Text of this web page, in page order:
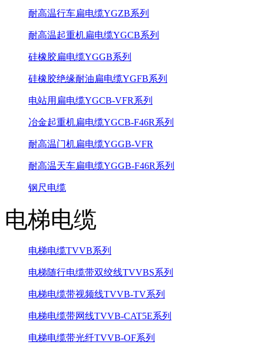
耐高温行车扁电缆YGZB系列
耐高温起重机扁电缆YGCB系列
硅橡胶扁电缆YGGB系列
硅橡胶绝缘耐油扁电缆YGFB系列
电站用扁电缆YGCB-VFR系列
冶金起重机扁电缆YGCB-F46R系列
耐高温门机扁电缆YGGB-VFR
耐高温天车扁电缆YGGB-F46R系列
钢尺电缆
电梯电缆
电梯电缆TVVB系列
电梯随行电缆带双绞线TVVBS系列
电梯电缆带视频线TVVB-TV系列
电梯电缆带网线TVVB-CAT5E系列
电梯电缆带光纤TVVB-OF系列